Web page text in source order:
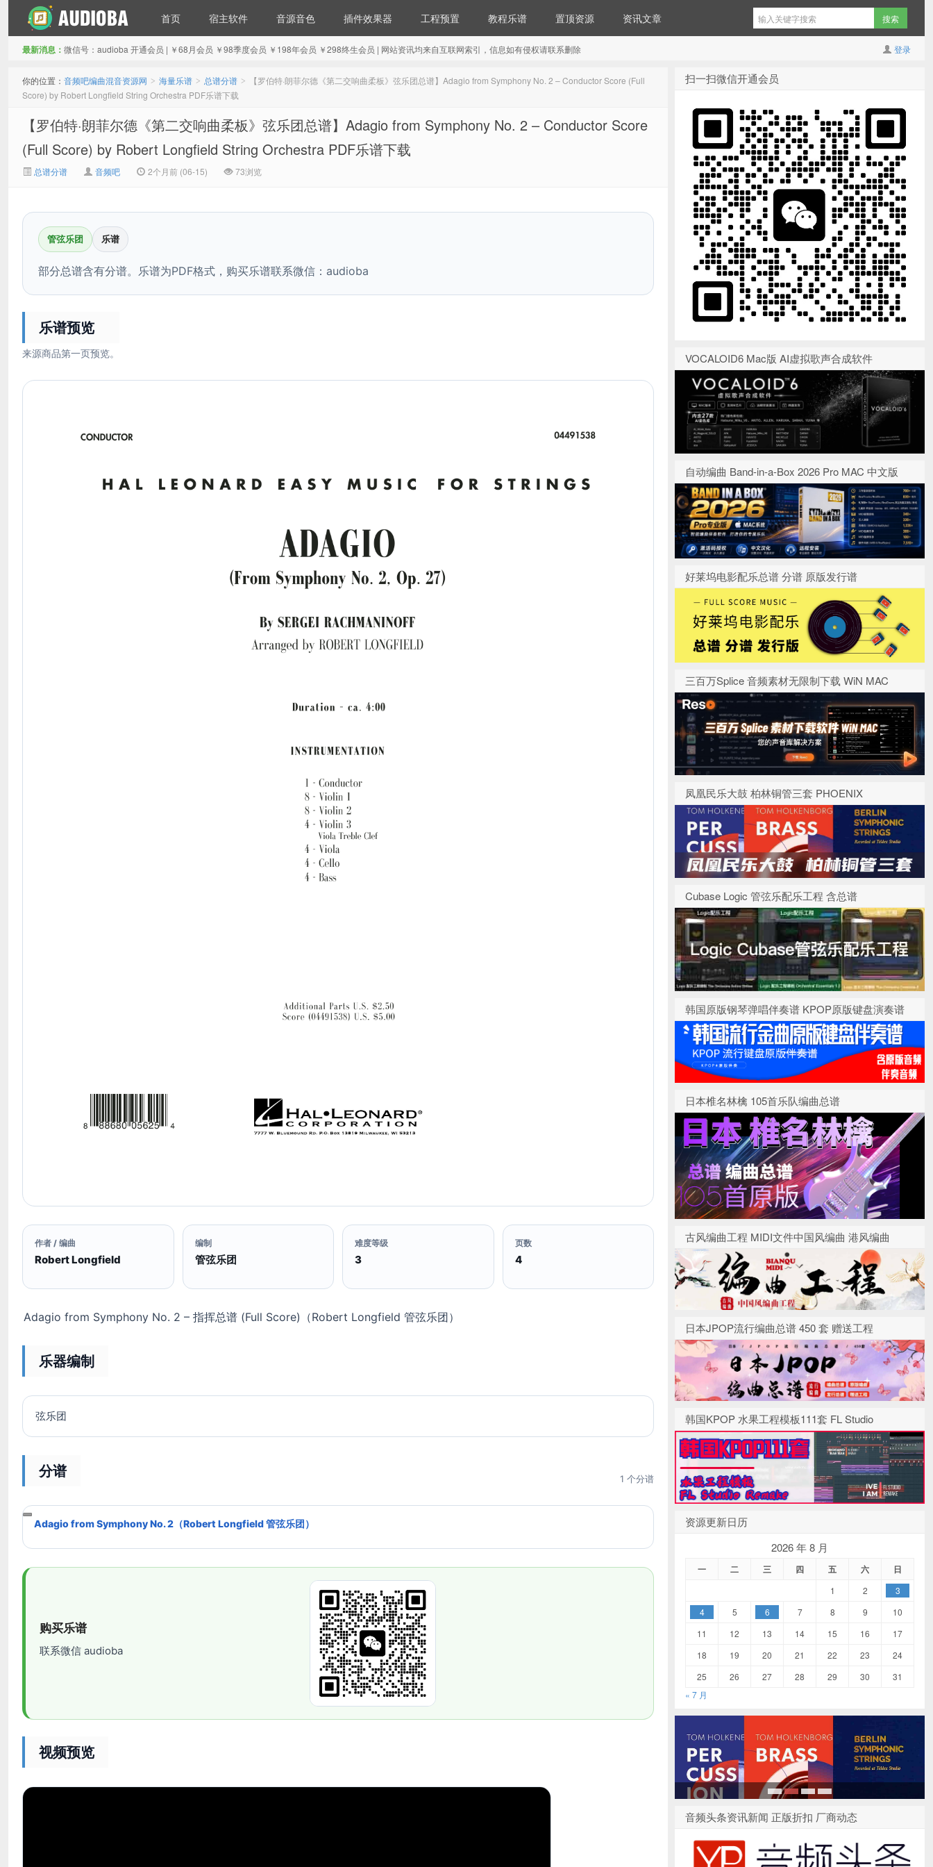
首页 宿主软件 音源音色 插件效果器 工程预置 教程乐谱 置顶资源 资讯文章
登录
最新消息： 微信号：audioba 开通会员 | ￥68月会员 ￥98季度会员 ￥198年会员 ￥298终生会员 | 网站资讯均来自互联网索引，信息如有侵权请联系删除
你的位置： 音频吧编曲混音资源网 > 海量乐谱 > 总谱分谱 >
【罗伯特·朗菲尔德《第二交响曲柔板》弦乐团总谱】Adagio from Symphony No. 2 – Conductor Score (Full
Score) by Robert Longfield String Orchestra PDF乐谱下载
【罗伯特·朗菲尔德《第二交响曲柔板》弦乐团总谱】Adagio from Symphony No. 2 – Conductor Score
(Full Score) by Robert Longfield String Orchestra PDF乐谱下载
总谱分谱 音频吧 2个月前 (06-15) 73浏览
管弦乐团 乐谱
部分总谱含有分谱。乐谱为PDF格式，购买乐谱联系微信：audioba
乐谱预览
来源商品第一页预览。
作者 / 编曲
Robert Longfield
编制
管弦乐团
难度等级
3
页数
4
Adagio from Symphony No. 2 – 指挥总谱 (Full Score)（Robert Longfield 管弦乐团）
乐器编制
弦乐团
分谱 1 个分谱
Adagio from Symphony No. 2（Robert Longfield 管弦乐团）
购买乐谱
联系微信 audioba
视频预览
扫一扫微信开通会员
VOCALOID6 Mac版 AI虚拟歌声合成软件
自动编曲 Band-in-a-Box 2026 Pro MAC 中文版
好莱坞电影配乐总谱 分谱 原版发行谱
三百万Splice 音频素材无限制下载 WiN MAC
凤凰民乐大鼓 柏林铜管三套 PHOENIX
Cubase Logic 管弦乐配乐工程 含总谱
韩国原版钢琴弹唱伴奏谱 KPOP原版键盘演奏谱
日本椎名林檎 105首乐队编曲总谱
古风编曲工程 MIDI文件中国风编曲 港风编曲
日本JPOP流行编曲总谱 450 套 赠送工程
韩国KPOP 水果工程模板111套 FL Studio
资源更新日历
2026 年 8 月
一 二 三 四 五 六 日
1 2
3
4
5 6 7 8 9
10
11
12 13 14 15 16
17
18
19 20 21 22 23
24
25
26 27 28 29 30
31
« 7 月
音频头条资讯新闻 正版折扣 厂商动态